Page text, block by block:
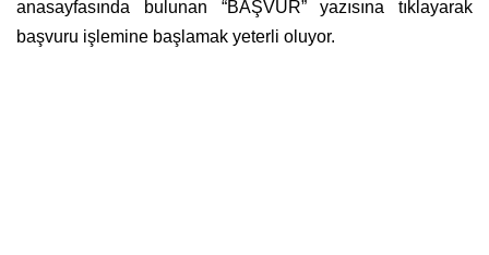
anasayfasında bulunan “BAŞVUR” yazısına tıklayarak
başvuru işlemine başlamak yeterli oluyor.